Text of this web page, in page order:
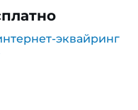
эквайринг